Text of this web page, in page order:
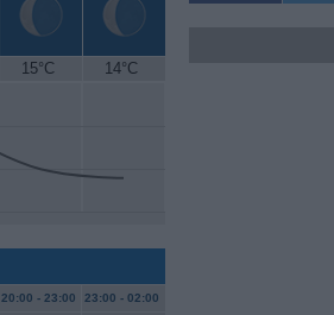
15°C 14°C
20:00 - 23:00 23:00 - 02:00